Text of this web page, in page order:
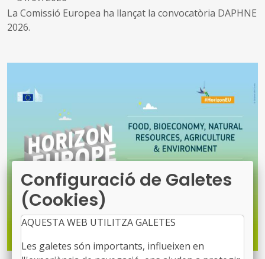
La Comissió Europea ha llançat la convocatòria DAPHNE
2026.
Configuració de Galetes
(Cookies)
AQUESTA WEB UTILITZA GALETES
Les galetes són importants, influeixen en